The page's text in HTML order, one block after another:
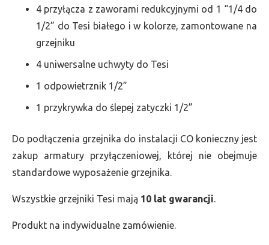
4 przyłącza z zaworami redukcyjnymi od 1 “1/4 do
1/2” do Tesi białego i w kolorze, zamontowane na
grzejniku
4 uniwersalne uchwyty do Tesi
1 odpowietrznik 1/2”
1 przykrywka do ślepej zatyczki 1/2”
Do podłączenia grzejnika do instalacji CO konieczny jest
zakup armatury przyłączeniowej, której nie obejmuje
standardowe wyposażenie grzejnika.
Wszystkie grzejniki Tesi mają 10 lat gwarancji.
Produkt na indywidualne zamówienie.